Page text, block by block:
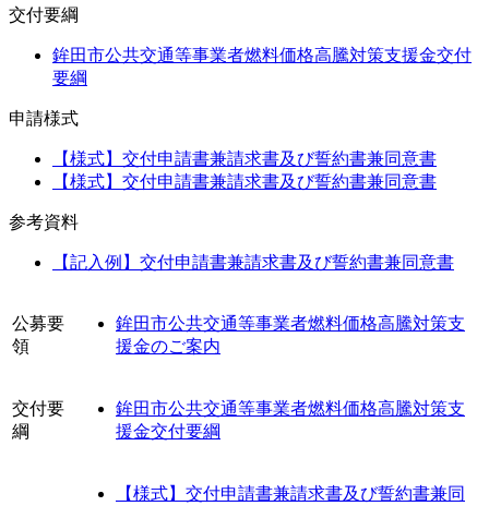
交付要綱
鉾田市公共交通等事業者燃料価格高騰対策支援金交付
要綱
申請様式
【様式】交付申請書兼請求書及び誓約書兼同意書
【様式】交付申請書兼請求書及び誓約書兼同意書
参考資料
【記入例】交付申請書兼請求書及び誓約書兼同意書
公募要
領
鉾田市公共交通等事業者燃料価格高騰対策支
援金のご案内
交付要
綱
鉾田市公共交通等事業者燃料価格高騰対策支
援金交付要綱
【様式】交付申請書兼請求書及び誓約書兼同